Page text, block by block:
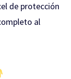
de protección
al